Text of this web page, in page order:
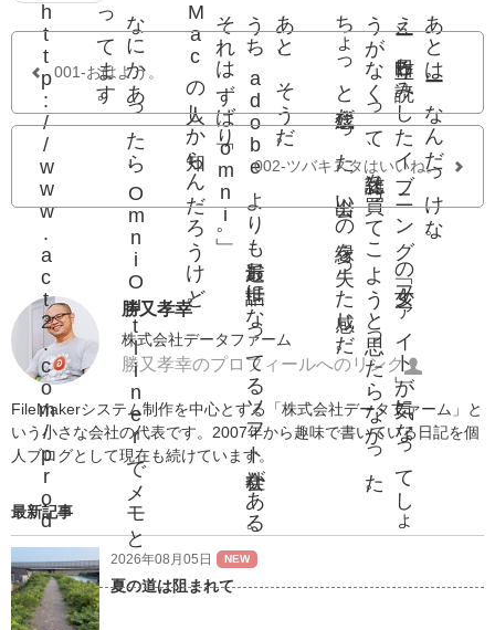
あとはーー。なんだっけな。
えーー
、昨日立
ち読
み
し
た
イ
ブ
ニ
ン
グ
の「少女
フ
ァ
イ
ト」
が気
に
な
っ
て
し
ょ
う
が
な
く
っ
て
、雑誌
を買
っ
て
こ
よ
う
と思
っ
た
ら
な
か
っ
た
。
ちょっと残念だった。出会いの縁を失った感じだ。
あと、そうだ。
うち、adobeよりも最近お世話になってるソフト会社がある。
それはずばり「omni」。
Macの人しか知らんだろうけど。
な
に
か
あ
っ
た
ら
、
O
m
n
i
O
u
t
l
i
n
e
r
で
メ
モ
と
っ
て
ま
す
。
h
t
t
p
:
/
/
w
w
w
.
a
c
t
2
.
c
o
m
/
p
r
o
d
c
t
s
/
o
m
n
i
/
o
m
n
i
_
o
u
t
l
i
n
e
r001-おはよう。
002-ツバキスタはいいね。
勝又孝幸
株式会社データファーム
勝又孝幸のプロフィールへのリンク
FileMakerシステム制作を中心とする「株式会社データファーム」と
いう小さな会社の代表です。2007年から趣味で書いている日記を個
人ブログとして現在も続けています。
最新記事
2026年08月05日 NEW
夏の道は阻まれて